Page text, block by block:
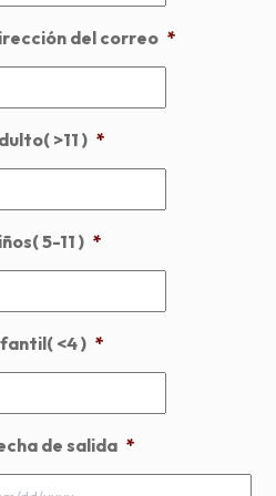
del correo *
>11 ) *
5-11 ) *
<4 ) *
de salida *